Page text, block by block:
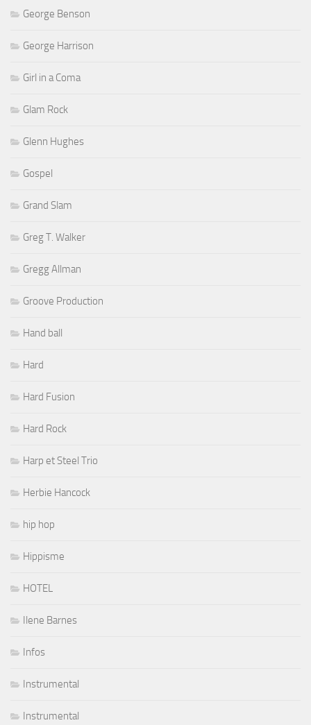
George Benson
George Harrison
Girl in a Coma
Glam Rock
Glenn Hughes
Gospel
Grand Slam
Greg T. Walker
Gregg Allman
Groove Production
Hand ball
Hard
Hard Fusion
Hard Rock
Harp et Steel Trio
Herbie Hancock
hip hop
Hippisme
HOTEL
Ilene Barnes
Infos
Instrumental
Instrumental